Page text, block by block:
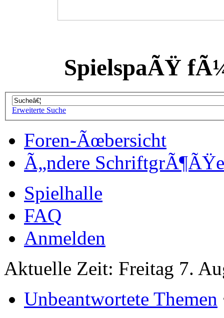
SpielspaÃŸ
Erweiterte Suche
Foren-Ãœbersicht
Ã„ndere SchriftgrÃ¶ÃŸe
Spielhalle
FAQ
Anmelden
Aktuelle Zeit: Freitag 7.
Unbeantwortete Themen